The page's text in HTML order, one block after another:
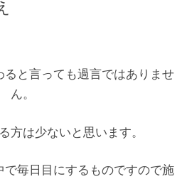
と言っても過言ではありませ
ん。
方は少ないと思います。
毎日目にするものですので施